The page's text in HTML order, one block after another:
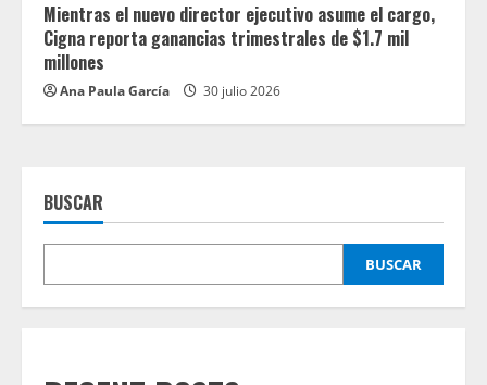
Mientras el nuevo director ejecutivo asume el cargo,
Cigna reporta ganancias trimestrales de $1.7 mil
millones
Ana Paula García 30 julio 2026
BUSCAR
BUSCAR